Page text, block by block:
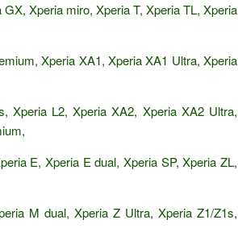
Xperia miro, Xperia T, Xperia TL, Xperia
Xperia XA1, Xperia XA1 Ultra, Xperia
Xperia L2, Xperia XA2, Xperia XA2 Ultra,
E, Xperia E dual, Xperia SP, Xperia ZL,
M dual, Xperia Z Ultra, Xperia Z1/Z1s,